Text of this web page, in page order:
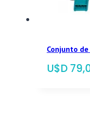
Conjunto
$